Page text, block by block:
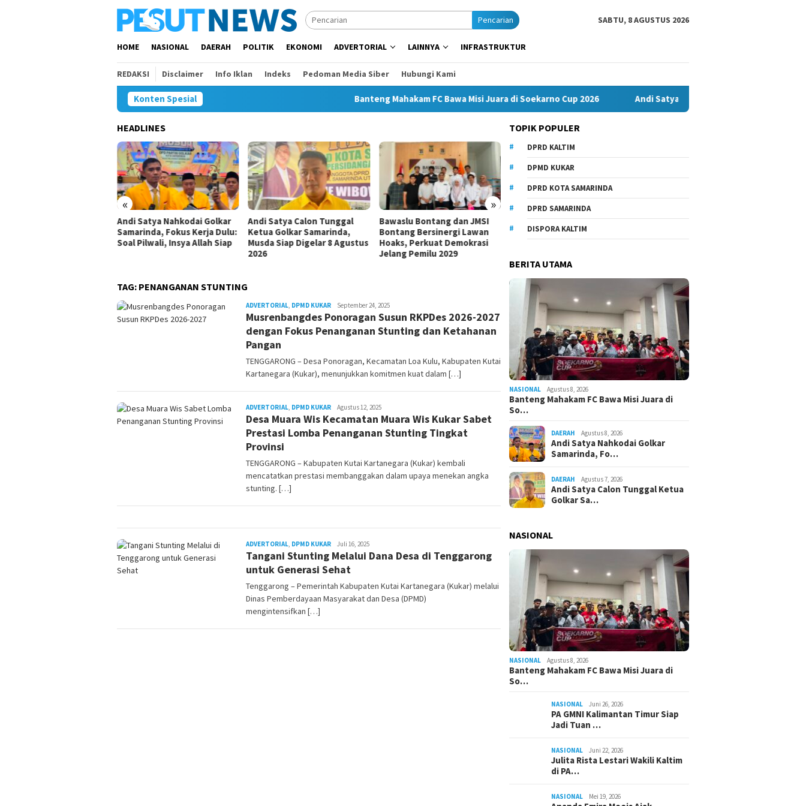
Pencarian SABTU, 8 AGUSTUS 2026
HOME NASIONAL DAERAH POLITIK EKONOMI ADVERTORIAL LAINNYA INFRASTRUKTUR
REDAKSI Disclaimer Info Iklan Indeks Pedoman Media Siber Hubungi Kami
Konten Spesial Banteng Mahakam FC Bawa Misi Juara di Soekarno Cup 2026 Andi Satya Nahkodai Golkar Samarinda, Fokus
HEADLINES
« »
Andi Satya Nahkodai Golkar
Samarinda, Fokus Kerja Dulu:
Soal Pilwali, Insya Allah Siap
Andi Satya Calon Tunggal
Ketua Golkar Samarinda,
Musda Siap Digelar 8 Agustus
2026
Bawaslu Bontang dan JMSI
Bontang Bersinergi Lawan
Hoaks, Perkuat Demokrasi
Jelang Pemilu 2029
Komisi IV Tunggu Hasil
Investigasi Satgas soal
Dugaan Pelanggaran SPMB
Banteng Mahakam FC Bawa
TAG: PENANGANAN STUNTING
ADVERTORIAL, DPMD KUKAR Admin
Pesut
September 24, 2025
Musrenbangdes Ponoragan Susun RKPDes 2026-2027
dengan Fokus Penanganan Stunting dan Ketahanan
Pangan
TENGGARONG – Desa Ponoragan, Kecamatan Loa Kulu, Kabupaten Kutai
Kartanegara (Kukar), menunjukkan komitmen kuat dalam […]
ADVERTORIAL, DPMD KUKAR Admin
Pesut
Agustus 12, 2025
Desa Muara Wis Kecamatan Muara Wis Kukar Sabet
Prestasi Lomba Penanganan Stunting Tingkat
Provinsi
TENGGARONG – Kabupaten Kutai Kartanegara (Kukar) kembali
mencatatkan prestasi membanggakan dalam upaya menekan angka
stunting. […]
ADVERTORIAL, DPMD KUKAR Admin
Pesut
Juli 16, 2025
Tangani Stunting Melalui Dana Desa di Tenggarong
untuk Generasi Sehat
Tenggarong – Pemerintah Kabupaten Kutai Kartanegara (Kukar) melalui
Dinas Pemberdayaan Masyarakat dan Desa (DPMD)
mengintensifkan […]
TOPIK POPULER
DPRD KALTIM
DPMD KUKAR
DPRD KOTA SAMARINDA
DPRD SAMARINDA
DISPORA KALTIM
BERITA UTAMA
NASIONAL Agustus 8, 2026
Banteng Mahakam FC Bawa Misi Juara di
So…
DAERAH Agustus 8, 2026
Andi Satya Nahkodai Golkar
Samarinda, Fo…
DAERAH Agustus 7, 2026
Andi Satya Calon Tunggal Ketua
Golkar Sa…
NASIONAL
NASIONAL Agustus 8, 2026
Banteng Mahakam FC Bawa Misi Juara di
So…
NASIONAL Juni 26, 2026
PA GMNI Kalimantan Timur Siap
Jadi Tuan …
NASIONAL Juni 22, 2026
Julita Rista Lestari Wakili Kaltim
di PA…
NASIONAL Mei 19, 2026